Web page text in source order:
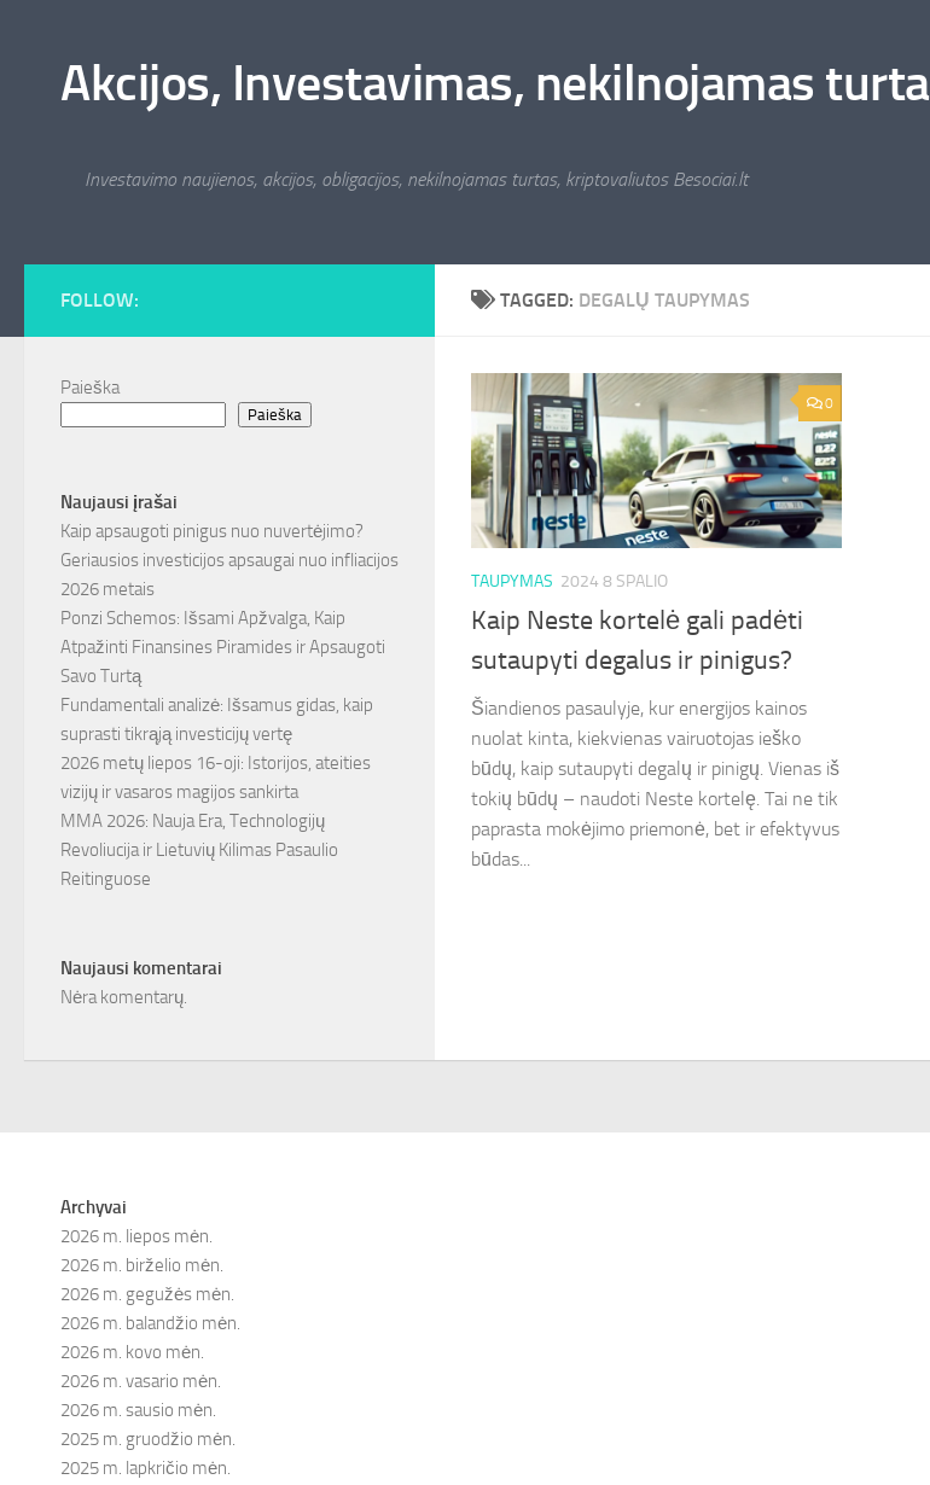
Akcijos, Investavimas, nekilnojamas
Investavimo naujienos, akcijos, obligacijos, nekilnojamas turtas, kriptovaliutos Besociai.lt
TAGGED: DEGALŲ TAUPYMAS
0
TAUPYMAS 2024 8 SPALIO
Kaip Neste kortelė gali padėti
sutaupyti degalus ir pinigus?
Šiandienos pasaulyje, kur energijos kainos
nuolat kinta, kiekvienas vairuotojas ieško
būdų, kaip sutaupyti degalų ir pinigų. Vienas iš
tokių būdų – naudoti Neste kortelę. Tai ne tik
paprasta mokėjimo priemonė, bet ir efektyvus
būdas...
FOLLOW:
Paieška
Paieška
Naujausi įrašai
Kaip apsaugoti pinigus nuo nuvertėjimo?
Geriausios investicijos apsaugai nuo infliacijos
2026 metais
Ponzi Schemos: Išsami Apžvalga, Kaip
Atpažinti Finansines Piramides ir Apsaugoti
Savo Turtą
Fundamentali analizė: Išsamus gidas, kaip
suprasti tikrąją investicijų vertę
2026 metų liepos 16-oji: Istorijos, ateities
vizijų ir vasaros magijos sankirta
MMA 2026: Nauja Era, Technologijų
Revoliucija ir Lietuvių Kilimas Pasaulio
Reitinguose
Naujausi komentarai
Nėra komentarų.
Archyvai
2026 m. liepos mėn.
2026 m. birželio mėn.
2026 m. gegužės mėn.
2026 m. balandžio mėn.
2026 m. kovo mėn.
2026 m. vasario mėn.
2026 m. sausio mėn.
2025 m. gruodžio mėn.
2025 m. lapkričio mėn.